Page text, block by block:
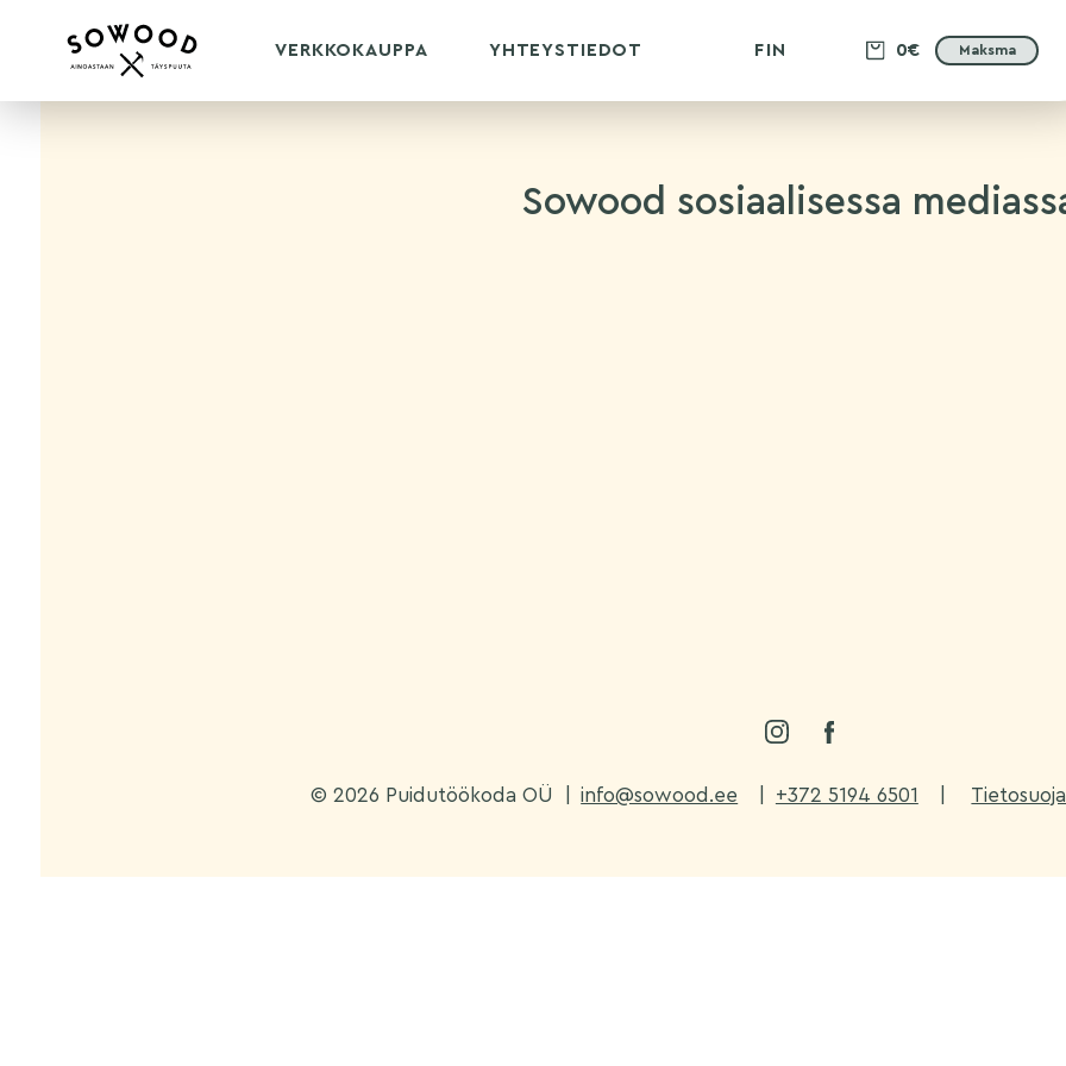
VERKKOKAUPPA YHTEYSTIEDOT FIN 0€ Maksma
Sowood sosiaalisessa
© 2026 Puidutöökoda OÜ info@sowood.ee +372 5194 6501